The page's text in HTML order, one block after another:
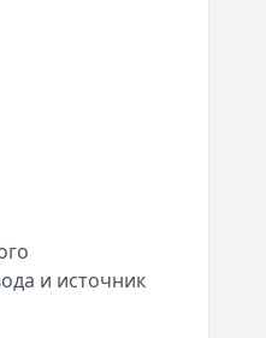
и источник